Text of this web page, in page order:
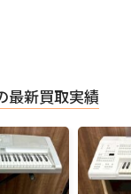
最新買取実績